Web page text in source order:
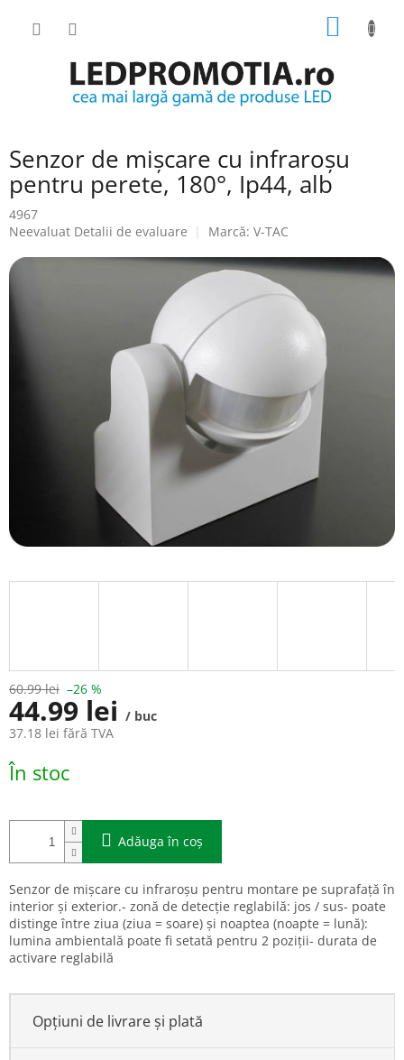
COŞ
Senzor de mișcare cu infraroșu
pentru perete, 180°, Ip44, alb
4967
Evaluarea
a
produsului
Neevaluat Detalii de evaluare Marcă: V-TAC
60.99 lei –26 %
44.99 lei / buc
37.18 lei fără TVA
Evaluare
preţ:
În stoc
Adăuga în coş
Senzor de mișcare cu infraroșu pentru montare pe suprafață în
interior și exterior.- zonă de detecție reglabilă: jos / sus- poate
distinge între ziua (ziua = soare) și noaptea (noapte = lună):
lumina ambientală poate fi setată pentru 2 poziții- durata de
activare reglabilă
Opțiuni de livrare și plată